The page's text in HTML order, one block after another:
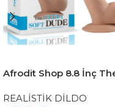
Afrodit Shop 8.8 İnç
REALİSTİK DİLDO